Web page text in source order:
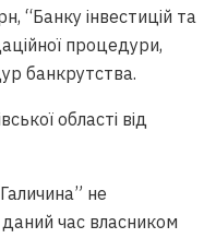
“Банку інвестицій та
процедури,
банкрутства.
області від
не
час власником